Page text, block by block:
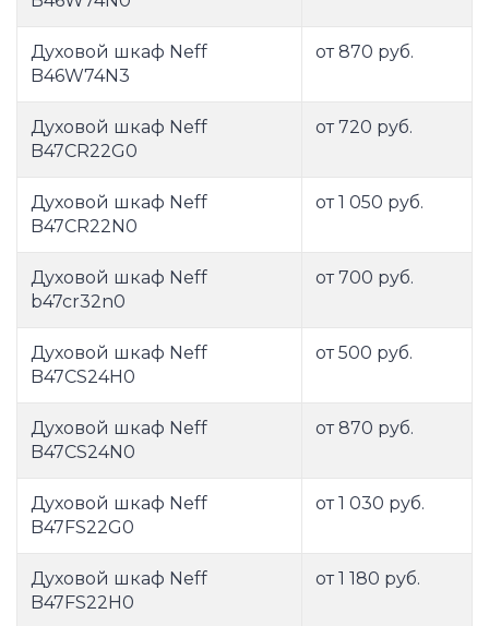
Духовой шкаф Neff
B46W74N3
от 870 руб.
Духовой шкаф Neff
B47CR22G0
от 720 руб.
Духовой шкаф Neff
B47CR22N0
от 1 050 руб.
Духовой шкаф Neff
b47cr32n0
от 700 руб.
Духовой шкаф Neff
B47CS24H0
от 500 руб.
Духовой шкаф Neff
B47CS24N0
от 870 руб.
Духовой шкаф Neff
B47FS22G0
от 1 030 руб.
Духовой шкаф Neff
B47FS22H0
от 1 180 руб.